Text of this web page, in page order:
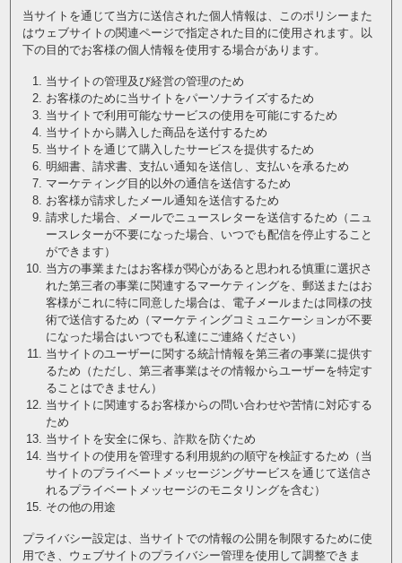
当サイトを通じて当方に送信された個人情報は、このポリシーまた
はウェブサイトの関連ページで指定された目的に使用されます。以
下の目的でお客様の個人情報を使用する場合があります。
当サイトの管理及び経営の管理のため
お客様のために当サイトをパーソナライズするため
当サイトで利用可能なサービスの使用を可能にするため
当サイトから購入した商品を送付するため
当サイトを通じて購入したサービスを提供するため
明細書、請求書、支払い通知を送信し、支払いを承るため
マーケティング目的以外の通信を送信するため
お客様が請求したメール通知を送信するため
請求した場合、メールでニュースレターを送信するため（ニュ
ースレターが不要になった場合、いつでも配信を停止すること
ができます）
当方の事業またはお客様が関心があると思われる慎重に選択さ
れた第三者の事業に関連するマーケティングを、郵送またはお
客様がこれに特に同意した場合は、電子メールまたは同様の技
術で送信するため（マーケティングコミュニケーションが不要
になった場合はいつでも私達にご連絡ください）
当サイトのユーザーに関する統計情報を第三者の事業に提供す
るため（ただし、第三者事業はその情報からユーザーを特定す
ることはできません）
当サイトに関連するお客様からの問い合わせや苦情に対応する
ため
当サイトを安全に保ち、詐欺を防ぐため
当サイトの使用を管理する利用規約の順守を検証するため（当
サイトのプライベートメッセージングサービスを通じて送信さ
れるプライベートメッセージのモニタリングを含む）
その他の用途
プライバシー設定は、当サイトでの情報の公開を制限するために使
用でき、ウェブサイトのプライバシー管理を使用して調整できま